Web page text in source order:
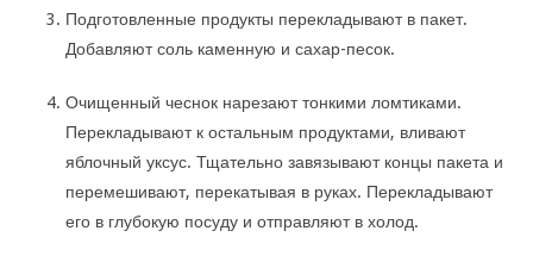
Подготовленные продукты перекладывают в пакет.
Добавляют соль каменную и сахар-песок.
Очищенный чеснок нарезают тонкими ломтиками.
Перекладывают к остальным продуктами, вливают
яблочный уксус. Тщательно завязывают концы пакета и
перемешивают, перекатывая в руках. Перекладывают
его в глубокую посуду и отправляют в холод.